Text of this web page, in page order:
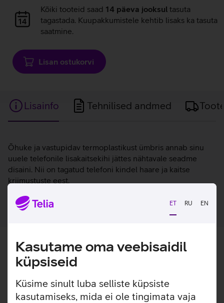
ET RU EN
Kasutame oma veebisaidil
küpsiseid
Küsime sinult luba selliste küpsiste
kasutamiseks, mida ei ole tingimata vaja
laadimine
Andmete
laadimine
Kõiki tooteid saad 14 päeva jooksul tasuta
tagastada. Kuupakkumistele kehtib lisaks ka tasuta
saatmine.
Lisan ostukorvi
Lisainfo Tehnilised andmed
Lisainfo
Õhuke ja vastupidav termoplastikust ümbris annab sinu
uuele telefonile lisakaitsekihi jättes nähtavale seadme
disaini. Nii on tagatud telefoni kindel haare ja kaitse
kriimustuste eest.